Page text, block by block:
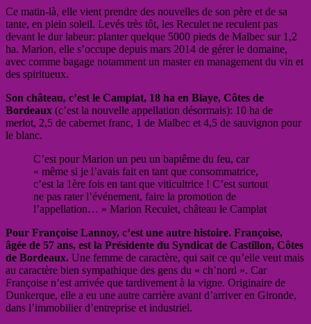
Ce matin-là, elle vient prendre des nouvelles de son père et de sa
tante, en plein soleil. Levés très tôt, les Reculet ne reculent pas
devant le dur labeur: planter quelque 5000 pieds de Malbec sur 1,2
ha. Marion, elle s’occupe depuis mars 2014 de gérer le domaine,
avec comme bagage notamment un master en management du vin et
des spiritueux.
Son château, c’est le Camplat, 18 ha en Blaye, Côtes de
Bordeaux (c’est la nouvelle appellation désormais): 10 ha de
merlot, 2,5 de cabernet franc, 1 de Malbec et 4,5 de sauvignon pour
le blanc.
C’est pour Marion un peu un baptême du feu, car
« même si je l’avais fait en tant que consommatrice,
c’est la 1ère fois en tant que viticultrice ! C’est surtout
ne pas rater l’événement, faire la promotion de
l’appellation… » Marion Reculet, château le Camplat
Pour Françoise Lannoy, c’est une autre histoire. Françoise,
âgée de 57 ans, est la Présidente du Syndicat de Castillon, Côtes
de Bordeaux. Une femme de caractère, qui sait ce qu’elle veut mais
au caractère bien sympathique des gens du « ch’nord ». Car
Françoise n’est arrivée que tardivement à la vigne. Originaire de
Dunkerque, elle a eu une autre carrière avant d’arriver en Gironde,
dans l’immobilier d’entreprise et industriel.